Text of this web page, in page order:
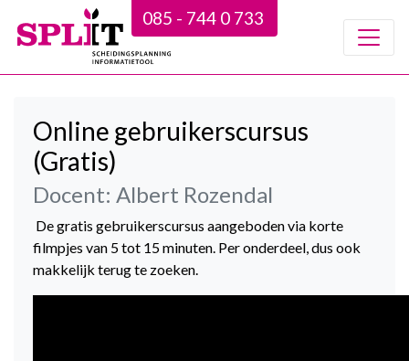
085 - 744 0 733
Online gebruikerscursus
(Gratis)
Docent: Albert Rozendal
De gratis gebruikerscursus aangeboden via korte
filmpjes van 5 tot 15 minuten. Per onderdeel, dus ook
makkelijk terug te zoeken.